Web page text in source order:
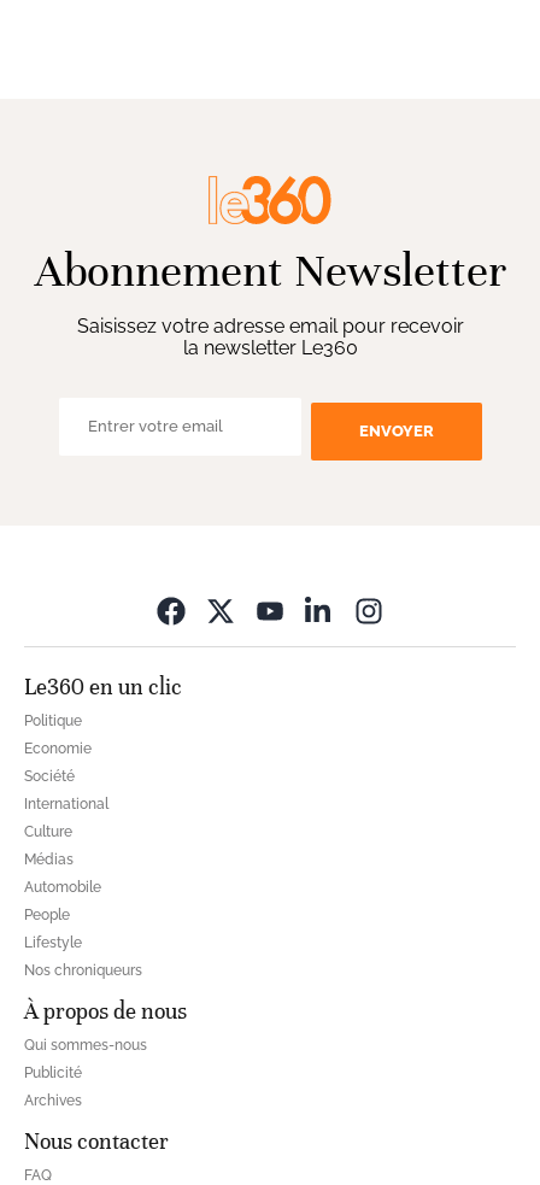
Abonnement Newsletter
Saisissez votre adresse email pour recevoir
la newsletter Le360
ENVOYER
Le360 en un clic
Politique
Economie
Société
International
Culture
Médias
Automobile
People
Lifestyle
Nos chroniqueurs
À propos de nous
Qui sommes-nous
Publicité
Archives
Nous contacter
FAQ